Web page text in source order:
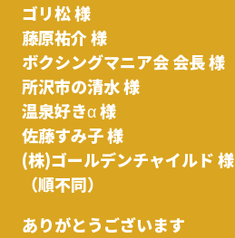
ゴリ松 様
藤原祐介 様
ボクシングマニア会 会長 様
所沢市の清水 様
温泉好きα 様
佐藤すみ子 様
(株)ゴールデンチャイルド 様
（順不同）
ありがとうございます